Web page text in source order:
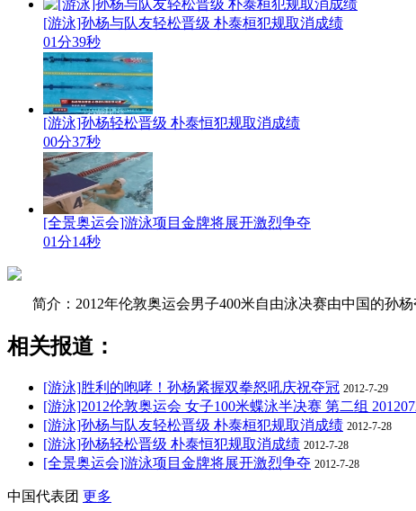
[游泳]孙杨与队友轻松晋级 朴泰桓犯规取消成绩
01分39秒
[游泳]孙杨轻松晋级 朴泰恒犯规取消成绩
00分37秒
[全景奥运会]游泳项目金牌将展开激烈争夺
01分14秒
简介：2012年伦敦奥运会男子400米自由泳决赛由中国的孙
相关报道：
[游泳]胜利的咆哮！孙杨紧握双拳怒吼庆祝夺冠 2012-7-29
[游泳]2012伦敦奥运会 女子100米蝶泳半决赛 第二组
[游泳]孙杨与队友轻松晋级 朴泰桓犯规取消成绩 2012-7-28
[游泳]孙杨轻松晋级 朴泰恒犯规取消成绩 2012-7-28
[全景奥运会]游泳项目金牌将展开激烈争夺 2012-7-28
中国代表团 更多